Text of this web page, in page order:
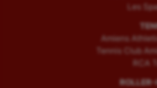
Les
Amiens
Tennis Club
RCA
ROLLER-